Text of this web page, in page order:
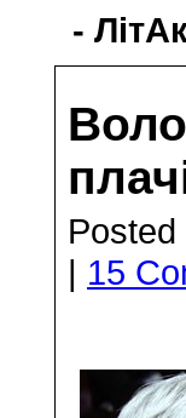
-
Posted
| 15